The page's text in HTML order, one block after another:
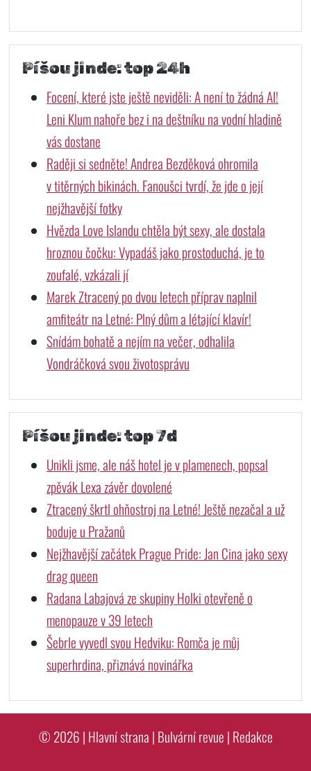
Píšou jinde: top 24h
Focení, které jste ještě neviděli: A není to žádná AI!
Leni Klum nahoře bez i na deštníku na vodní hladině
vás dostane
Raději si sedněte! Andrea Bezděková ohromila
v titěrných bikinách. Fanoušci tvrdí, že jde o její
nejžhavější fotky
Hvězda Love Islandu chtěla být sexy, ale dostala
hroznou čočku: Vypadáš jako prostoduchá, je to
zoufalé, vzkázali jí
Marek Ztracený po dvou letech příprav naplnil
amfiteátr na Letné: Plný dům a létající klavír!
Snídám bohatě a nejím na večer, odhalila
Vondráčková svou životosprávu
Píšou jinde: top 7d
Unikli jsme, ale náš hotel je v plamenech, popsal
zpěvák Lexa závěr dovolené
Ztracený škrtl ohňostroj na Letné! Ještě nezačal a už
boduje u Pražanů
Nejžhavější začátek Prague Pride: Jan Cina jako sexy
drag queen
Radana Labajová ze skupiny Holki otevřeně o
menopauze v 39 letech
Šebrle vyvedl svou Hedviku: Romča je můj
superhrdina, přiznává novinářka
© 2026 | Hlavní strana | Bulvární revue | Redakce